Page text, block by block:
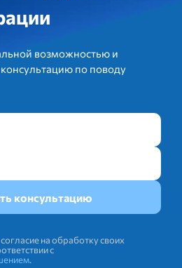
возможностью и
по поводу
на обработку своих
с
.